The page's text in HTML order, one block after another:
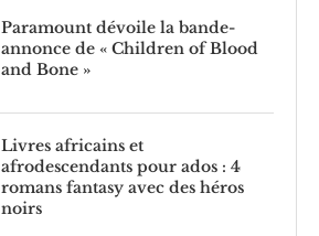
Paramount dévoile la bande-
annonce de « Children of Blood
and Bone »
Livres africains et
afrodescendants pour ados : 4
romans fantasy avec des héros
noirs